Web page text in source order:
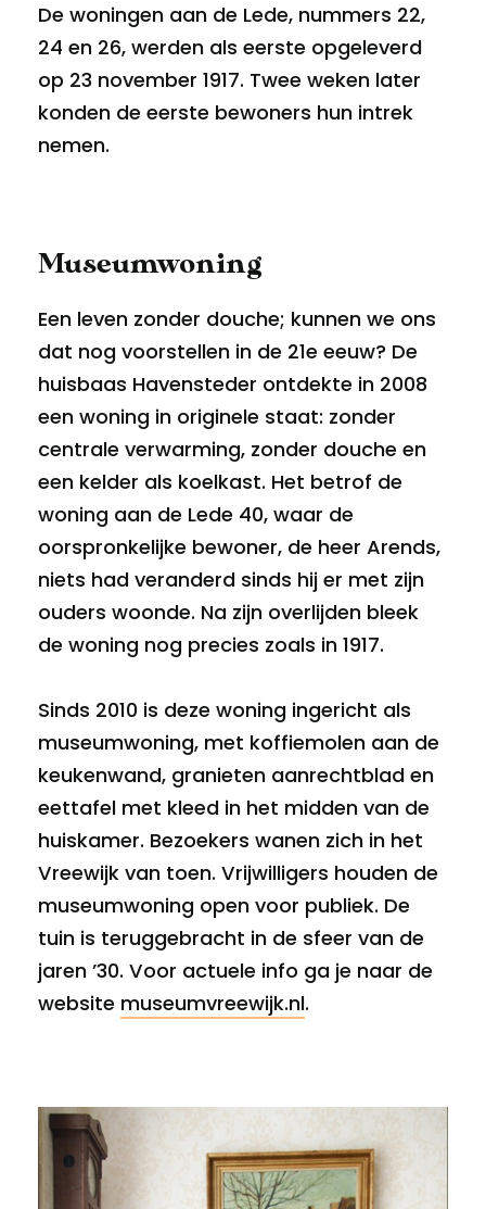
De woningen aan de Lede, nummers 22,
24 en 26, werden als eerste opgeleverd
op 23 november 1917. Twee weken later
konden de eerste bewoners hun intrek
nemen.
Museumwoning
Een leven zonder douche; kunnen we ons
dat nog voorstellen in de 21e eeuw? De
huisbaas Havensteder ontdekte in 2008
een woning in originele staat: zonder
centrale verwarming, zonder douche en
een kelder als koelkast. Het betrof de
woning aan de Lede 40, waar de
oorspronkelijke bewoner, de heer Arends,
niets had veranderd sinds hij er met zijn
ouders woonde. Na zijn overlijden bleek
de woning nog precies zoals in 1917.
Sinds 2010 is deze woning ingericht als
museumwoning, met koffiemolen aan de
keukenwand, granieten aanrechtblad en
eettafel met kleed in het midden van de
huiskamer. Bezoekers wanen zich in het
Vreewijk van toen. Vrijwilligers houden de
museumwoning open voor publiek. De
tuin is teruggebracht in de sfeer van de
jaren ’30. Voor actuele info ga je naar de
website museumvreewijk.nl.